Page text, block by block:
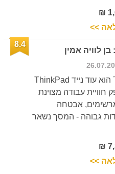
>>
8.4
ה-T14 Gen 7 הוא עוד נייד ThinkPad
עבודה מצוינת
אבטחה
גבוהה - המסך נשאר
>>